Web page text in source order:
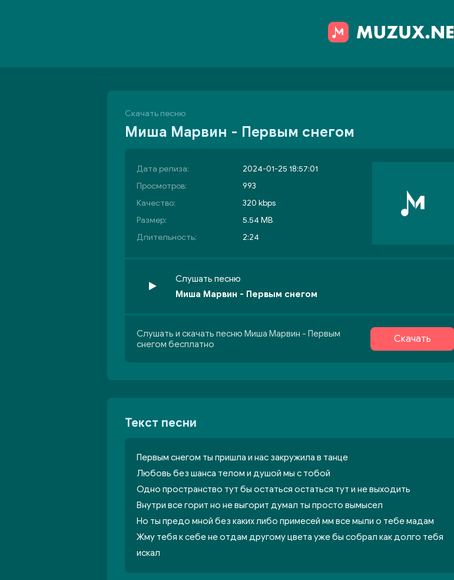
Скачать песню
Миша Марвин - Первым снегом
Дата релиза:
2024-01-25 18:57:01
Просмотров:
993
Качество:
320 kbps
Размер:
5.54 MB
Длительность:
2:24
Слушать песню
Миша Марвин - Первым снегом
Слушать и скачать песню Миша Марвин - Первым
снегом бесплатно
Скачать
Текст песни
Первым снегом ты пришла и нас закружила в танце
Любовь без шанса телом и душой мы с тобой
Одно пространство тут бы остаться остаться тут и не выходить
Внутри все горит но не выгорит думал ты просто вымысел
Но ты предо мной без каких либо примесей мм все мыли о тебе мадам
Жму тебя к себе не отдам другому цвета уже бы собрал как долго тебя
искал